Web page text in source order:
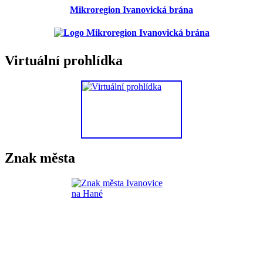
Mikroregion Ivanovická brána
Virtuální prohlídka
Znak města